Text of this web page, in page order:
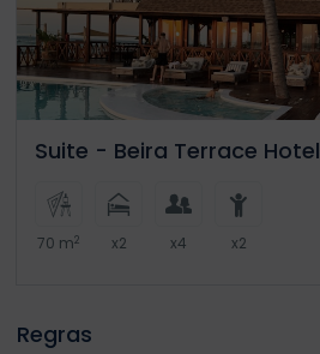
Suite - Beira Terrace Hotel
70 m2 x2 x4 x2
Regras